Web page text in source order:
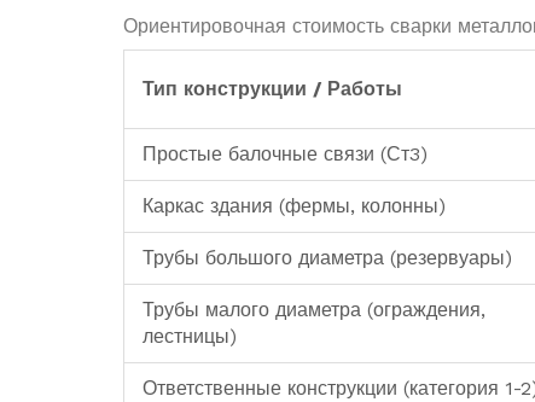
Ориентировочная стоимость сварки
Тип конструкции / Работы
Простые балочные связи (Ст3)
Каркас здания (фермы, колонны)
Трубы большого диаметра (резервуары)
Трубы малого диаметра (ограждения,
лестницы)
Ответственные конструкции (категория 1-